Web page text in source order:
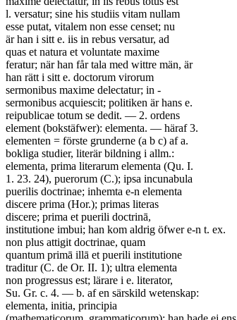
l. versatur; sine his studiis vitam nullam
esse putat, vitalem non esse censet; nu
är han i sitt e. iis in rebus versatur, ad
quas et natura et voluntate maxime
feratur; när han får tala med wittre män, är
han rätt i sitt e. doctorum virorum
sermonibus maxime delectatur; in -
sermonibus acquiescit; politiken är hans e.
reipublicae totum se dedit. — 2. ordens
element (bokstäfwer): elementa. — häraf 3.
elementen = förste grunderne (a b c) af a.
bokliga studier, literär bildning i allm.:
elementa, prima literarum elementa (Qu. I.
1. 23. 24), puerorum (C.); ipsa incunabula
puerilis doctrinae; inhemta e-n elementa
discere prima (Hor.); primas literas
discere; prima et puerili doctrinā,
institutione imbui; han kom aldrig öfwer e-n t. ex.
non plus attigit doctrinae, quam
quantum primā illā et puerili institutione
traditur (C. de Or. II. 1); ultra elementa
non progressus est; lärare i e. literator,
Su. Gr. c. 4. — b. af en särskild wetenskap:
elementa, initia, principia